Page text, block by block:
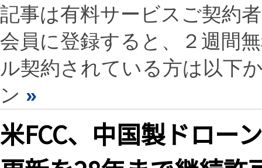
記事は有料サービスご契約
会員に登録すると、２週間
ル契約されている方は以下
ン »
米FCC、中国製ドロー